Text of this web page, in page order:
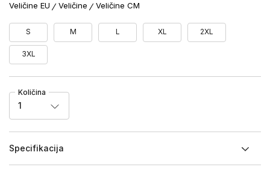
Veličine EU Veličine Veličine CM
S M L XL 2XL
3XL
Količina
1
Specifikacija